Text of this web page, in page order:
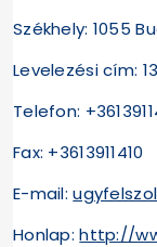
Székhely: 1055
Levelezési cím:
Telefon:
Fax: +3613911410
E-mail:
Honlap:http://